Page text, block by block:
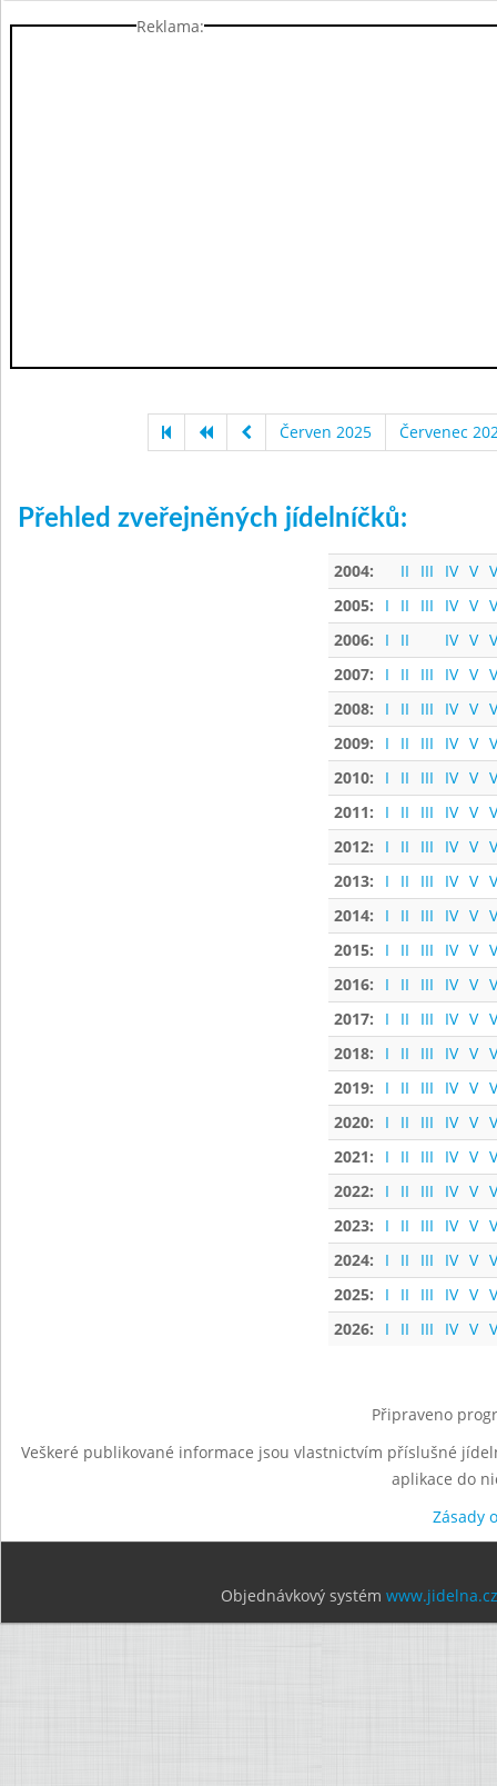
Reklama:
Červen 2025 Červenec
Přehled zveřejněných jídelníčků:
2004: II III IV V
2005:
I II III IV V
2006:
I II IV V
2007:
I II III IV V
2008:
I II III IV V
2009:
I II III IV V
2010:
I II III IV V
2011:
I II III IV V
2012:
I II III IV V
2013:
I II III IV V
2014:
I II III IV V
2015:
I II III IV V
2016:
I II III IV V
2017:
I II III IV V
2018:
I II III IV V
2019:
I II III IV V
2020:
I II III IV V
2021:
I II III IV V
2022:
I II III IV V
2023:
I II III IV V
2024:
I II III IV V
2025:
I II III IV V
2026:
I II III IV V
Připraveno
Veškeré publikované informace jsou vlastnictvím příslušné
aplikace do
Zásady
Objednávkový systém www.jidelna.cz